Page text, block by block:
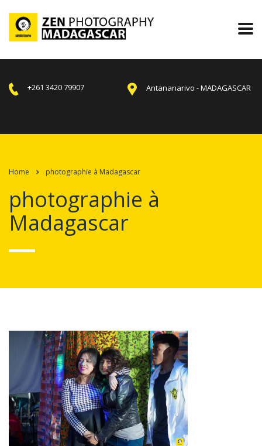
+261 3420 79907 Antananarivo - MADAGASCAR
Home photographie à Madagascar
photographie à
Madagascar